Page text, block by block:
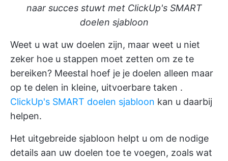
naar succes stuwt met ClickUp's SMART
doelen sjabloon
Weet u wat uw doelen zijn, maar weet u niet
zeker hoe u stappen moet zetten om ze te
bereiken? Meestal hoef je je doelen alleen maar
op te delen in kleine, uitvoerbare taken .
ClickUp's SMART doelen sjabloon kan u daarbij
helpen.
Het uitgebreide sjabloon helpt u om de nodige
details aan uw doelen toe te voegen, zoals wat